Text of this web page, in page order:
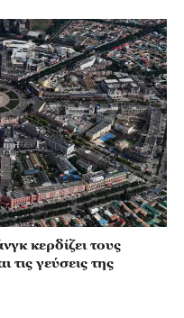
κερδίζει τους
τις γεύσεις της